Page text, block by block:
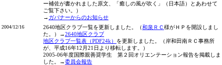
ー補佐が書かれました原文、「癒しの風が吹く」（日本語）とあわせて
ご覧下さい。）
→ ガバナーからのお知らせ
2004/12/16 2640地区クラブ一覧を更新しました。（和泉ＲＣ様がＨＰを開設しまし
た。）→2640地区クラブ
地区クラブ一覧表（PDF24k） を更新しました。（岸和田南ＲＣ事務所
が、平成16年12月21日より移転します。）
2005-06年度国際親善奨学生 第２回オリエンテーション報告を掲載しま
した。→委員会報告